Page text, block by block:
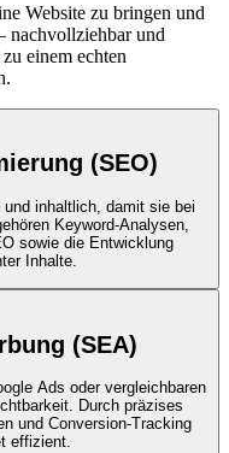
Website zu bringen und
nachvollziehbar und
einem echten
(SEO)
inhaltlich, damit sie bei
Keyword-Analysen,
sowie die Entwicklung
Inhalte.
(SEA)
Ads oder vergleichbaren
Durch präzises
und Conversion-Tracking
effizient.